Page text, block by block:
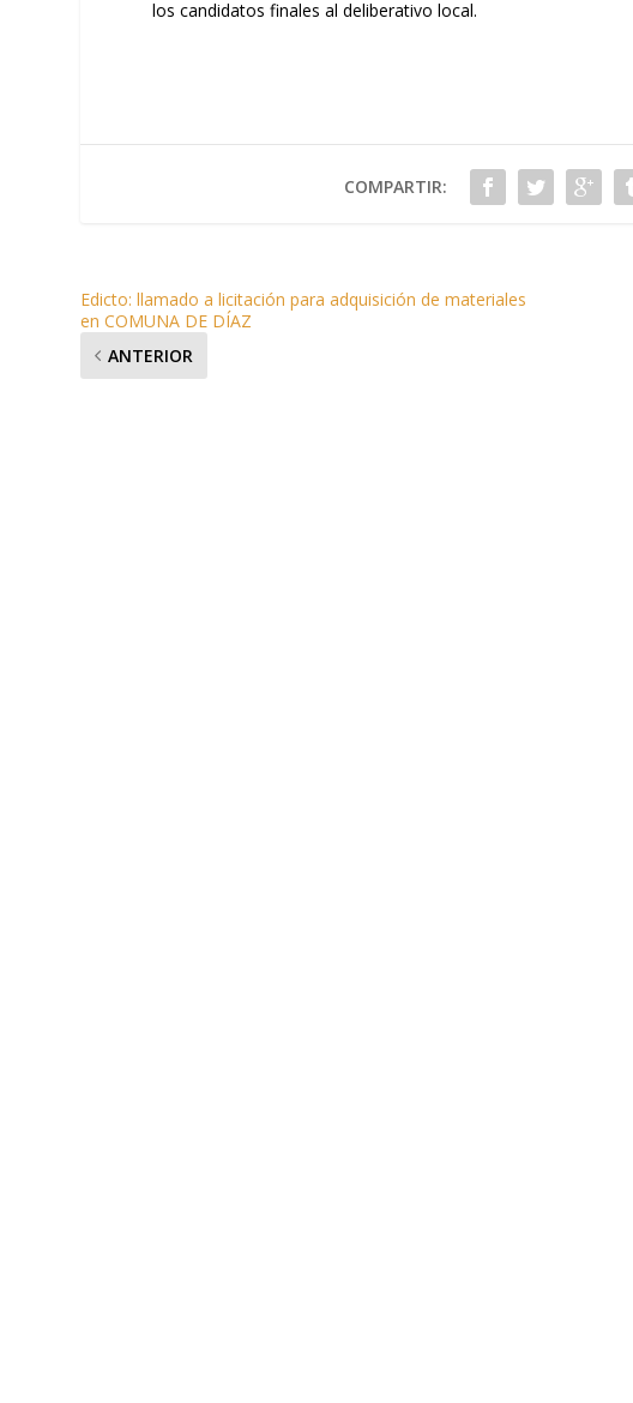
los candidatos finales al deliberativo local.
COMPARTIR:
Edicto: llamado a licitación para adquisición de materiales
en COMUNA DE DÍAZ
ANTERIOR